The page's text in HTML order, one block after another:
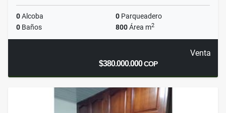
0Alcoba 0 Parqueadero
0 Baños 800Área m2
Venta
$380.000.000COP